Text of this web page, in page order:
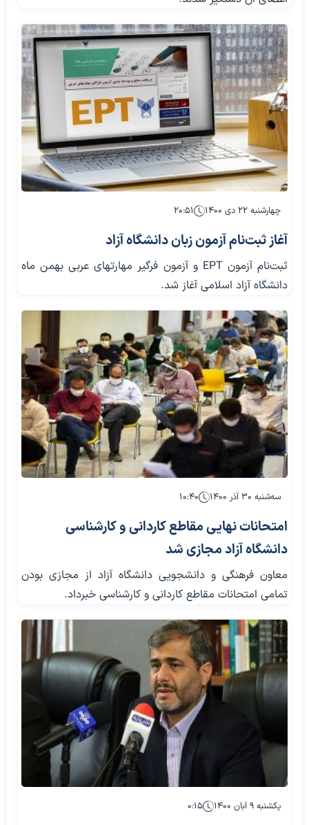
چهارشنبه ۲۲ دی ۱۴۰۰ ۲۰:۵۱
آغاز ثبت‌نام آزمون زبان دانشگاه آزاد
ثبت‌نام آزمون EPT و آزمون فرگیر مهارتهای عربی بهمن ماه
دانشگاه آزاد اسلامی آغاز شد.
سه‌شنبه ۳۰ آذر ۱۴۰۰ ۱۰:۴۰
امتحانات نهایی مقاطع کاردانی و کارشناسی
دانشگاه آزاد مجازی شد
معاون فرهنگی و دانشجویی دانشگاه آزاد از مجازی بودن
تمامی امتحانات مقاطع کاردانی و کارشناسی خبرداد.
یکشنبه ۹ آبان ۱۴۰۰ ۰:۱۵